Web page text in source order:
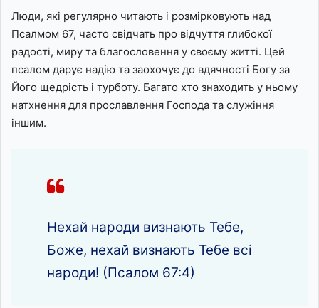
Люди, які регулярно читають і розмірковують над
Псалмом 67, часто свідчать про відчуття глибокої
радості, миру та благословення у своєму житті. Цей
псалом дарує надію та заохочує до вдячності Богу за
Його щедрість і турботу. Багато хто знаходить у ньому
натхнення для прославлення Господа та служіння
іншим.
Нехай народи визнають Тебе,
Боже, нехай визнають Тебе всі
народи! (Псалом 67:4)